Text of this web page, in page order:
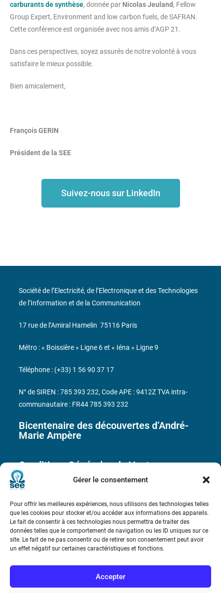
Gérer le consentement
Pour offrir les meilleures expériences, nous utilisons des technologies telles
que les cookies pour stocker et/ou accéder aux informations des appareils.
Le fait de consentir à ces technologies nous permettra de traiter des
données telles que le comportement de navigation ou les ID uniques sur ce
site. Le fait de ne pas consentir ou de retirer son consentement peut avoir
un effet négatif sur certaines caractéristiques et fonctions.
Accepter
carburants de synthèse, donnée par Nicolas Jeuland, Fellow
Group Expert, Environment and low carbon fuels, de SAFRAN.
Cette conférence est organisée avec nos amis d’AGP 21.
Dans ces perspectives, soyez assurés de notre volonté à vous
satisfaire le mieux possible.
Bien amicalement,
François GERIN
Président de la SEE
Suivez-nous sur LinkedIn
Bicentenaire des découvertes d’André-
Marie Ampère
Conditions Générales de Vente
Contact
Société de l’Electricité, de l’Electronique et des Technologies
de l’Information et de la Communication
17 rue de l’Amiral Hamelin 75116 Paris
Métro : « Boissière » Ligne 6 et « Iéna » Ligne 9
Téléphone : (+33) 1 56 90 37 17
N° de SIREN : 785 393 232, Code APE : 9412Z TVA intra-
communautaire : FR44 785 393 232